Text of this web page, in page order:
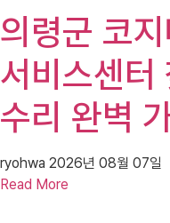
의령군 코
서비스센터
수리 완벽
ryohwa 2026년 08월 07일
Read More